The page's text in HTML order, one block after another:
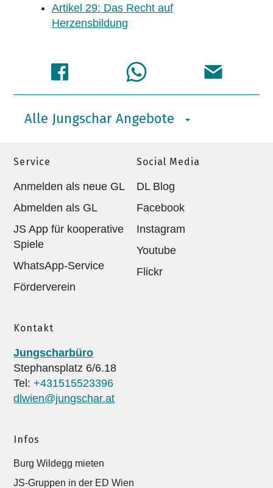
Artikel 29: Das Recht auf
Herzensbildung
Alle Jungschar Angebote
Service
Anmelden als neue GL
Abmelden als GL
JS App für kooperative
Spiele
WhatsApp-Service
Förderverein
Social Media
DL Blog
Facebook
Instagram
Youtube
Flickr
Kontakt
Jungscharbüro
Stephansplatz 6/6.18
Tel:+431515523396
dlwien@jungschar.at
Infos
Burg Wildegg mieten
JS-Gruppen in der ED Wien